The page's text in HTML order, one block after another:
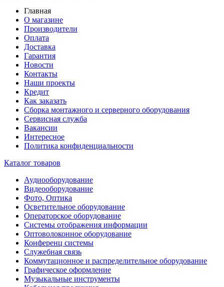
Главная
О магазине
Производители
Оплата
Доставка
Гарантия
Новости
Контакты
Наши проекты
Кредит
Как заказать
Сборка монтажного и серверного оборудования
Сервисная служба
Вакансии
Интересное
Политика конфиденциальности
Каталог товаров
Аудиооборудование
Видеооборудование
Фото, Оптика
Осветительное оборудование
Операторское оборудование
Системы отображения информации
Оптоволоконное оборудование
Конференц системы
Служебная связь
Коммутационное и распределительное оборудование
Графическое оформление
Музыкальные инструменты